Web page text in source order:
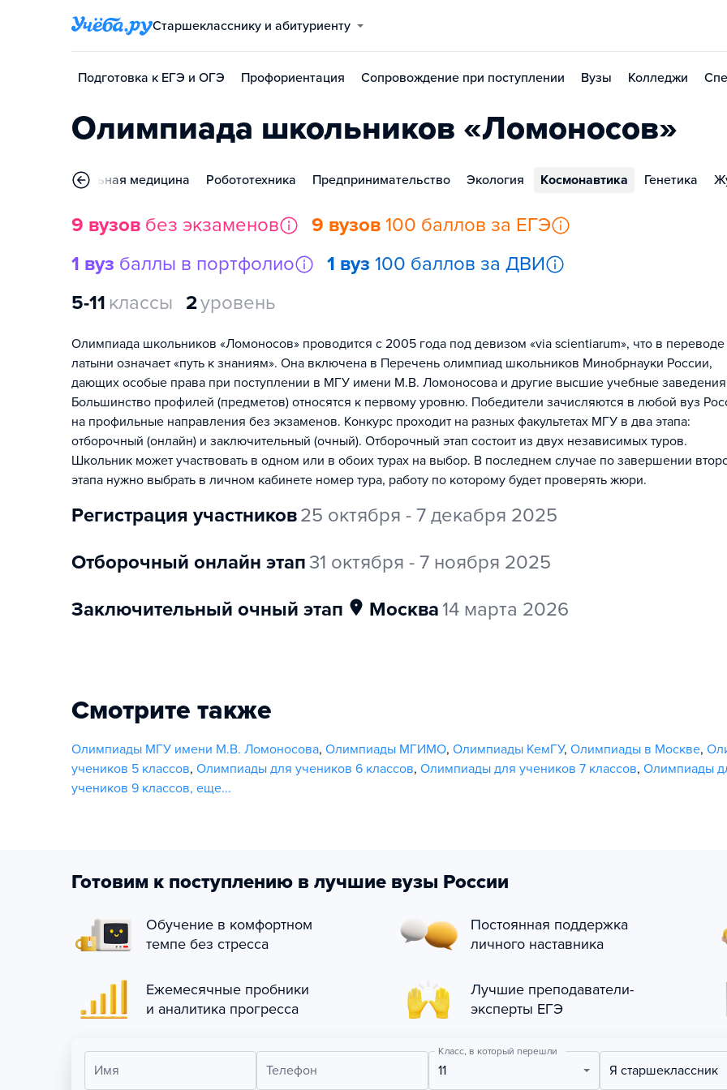
Старшекласснику и абитуриенту
Подготовка к ЕГЭ и ОГЭ Профориентация Сопровождение при поступлении Вузы Колледжи
Олимпиада школьников «Ломоносов»
Фундаментальная медицина Робототехника Предпринимательство Экология Космонавтика Генетика
9 вузов без экзаменов 9 вузов 100 баллов за ЕГЭ
1 вуз баллы в портфолио 1 вуз 100 баллов за ДВИ
5-11 классы 2уровень
Олимпиада школьников «Ломоносов» проводится с 2005 года под девизом «via scientiarum», что в переводе
латыни означает «путь к знаниям». Она включена в Перечень олимпиад школьников Минобрнауки России,
дающих особые права при поступлении в МГУ имени М.В. Ломоносова и другие высшие учебные
Большинство профилей (предметов) относятся к первому уровню. Победители зачисляются в любой вуз
на профильные направления без экзаменов. Конкурс проходит на разных факультетах МГУ в два этапа:
отборочный (онлайн) и заключительный (очный). Отборочный этап состоит из двух независимых туров.
Школьник может участвовать в одном или в обоих турах на выбор. В последнем случае по завершении
этапа нужно выбрать в личном кабинете номер тура, работу по которому будет проверять жюри.
регистрация участников25 октября - 7 декабря 2025
отборочный онлайн этап 31 октября - 7 ноября 2025
заключительный очный этап
Москва 14 марта 2026
Смотрите также
Олимпиады МГУ имени М.В. Ломоносова, Олимпиады МГИМО, Олимпиады КемГУ, Олимпиады в Москве,
учеников 5 классов, Олимпиады для учеников 6 классов, Олимпиады для учеников 7 классов, Олимпиады
учеников 9 классов, еще...
Готовим к поступлению в лучшие вузы России
Обучение в комфортном
темпе без стресса
Постоянная поддержка
личного наставника
Ежемесячные пробники
и аналитика прогресса
Лучшие преподаватели-
эксперты ЕГЭ
Имя Телефон
Класс, в который перешли
11 Я старшеклассник